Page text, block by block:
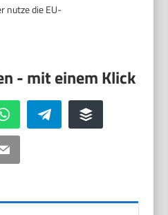
nutze die EU-
WhatsApp Telegram Buffer
Email